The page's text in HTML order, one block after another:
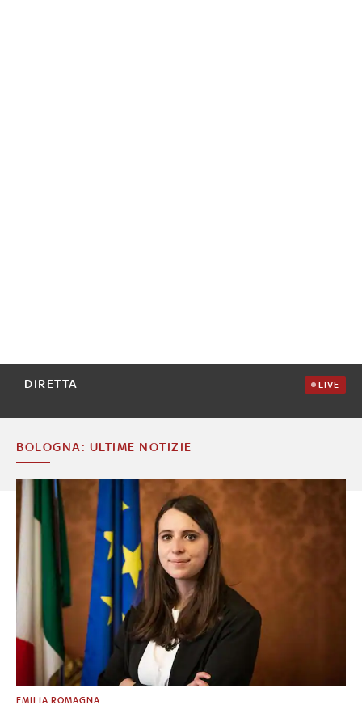
DIRETTA LIVE
BOLOGNA: ULTIME NOTIZIE
EMILIA ROMAGNA